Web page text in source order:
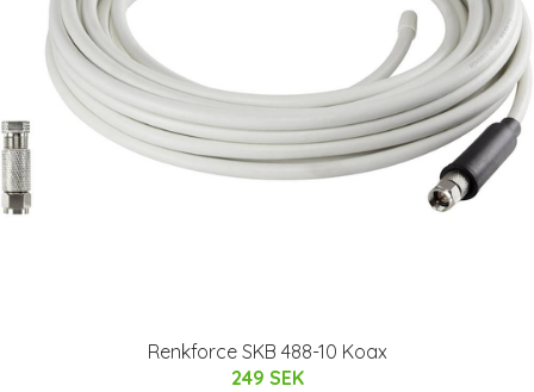
Renkforce SKB 488-10 Koax
249 SEK